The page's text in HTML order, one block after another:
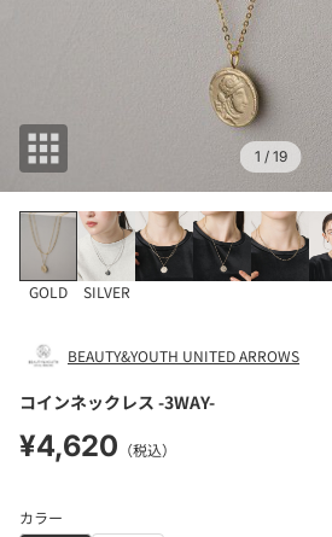
1 / 19
GOLD SILVER
BEAUTY&YOUTH UNITED ARROWS
コインネックレス -3WAY-
¥4,620 （税込）
カラー